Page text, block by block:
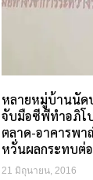
หลายหมู่บ้านนัด
จับมือซีพีทำอภิโ
ตลาด-อาคารพา
หวั่นผลกระทบต่
21 มิถุนายน, 2016